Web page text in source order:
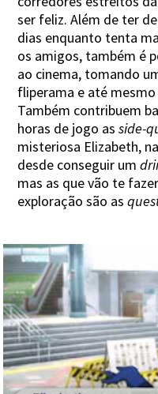
ser feliz. Além de ter
dias enquanto tenta
os amigos, também é
ao cinema, tomando
fliperama e até
Também contribuem
horas de jogo asside-
misteriosa Elizabeth,
desde conseguir um
mas as que vão te
exploração são as